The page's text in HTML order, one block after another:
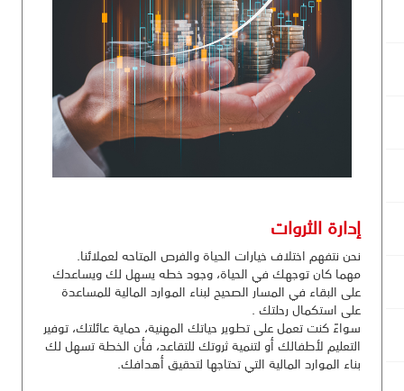
إدارة الثروات
نحن نتفهم اختلاف خيارات الحياة والفرص المتاحه لعملائنا.
مهما كان توجهك في الحياة، وجود خطه يسهل لك ويساعدك
على البقاء في المسار الصحيح لبناء الموارد المالية للمساعدة
على استكمال رحلتك .
سواءً كنت تعمل على تطوير حياتك المهنية، حماية عائلتك، توفير
التعليم لأطفالك أو لتنمية ثروتك للتقاعد، فأن الخطة تسهل لك
بناء الموارد المالية التي تحتاجها لتحقيق أهدافك.